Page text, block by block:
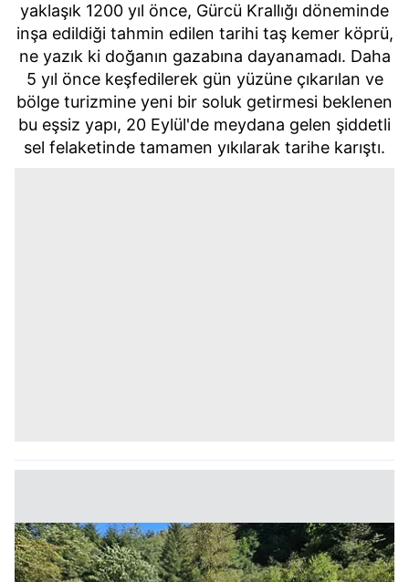
yaklaşık 1200 yıl önce, Gürcü Krallığı döneminde
inşa edildiği tahmin edilen tarihi taş kemer köprü,
ne yazık ki doğanın gazabına dayanamadı. Daha
5 yıl önce keşfedilerek gün yüzüne çıkarılan ve
bölge turizmine yeni bir soluk getirmesi beklenen
bu eşsiz yapı, 20 Eylül'de meydana gelen şiddetli
sel felaketinde tamamen yıkılarak tarihe karıştı.